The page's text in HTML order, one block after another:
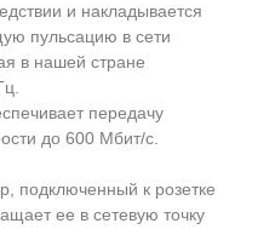
и накладывается
пульсацию в сети
в нашей стране
передачу
до 600 Мбит/с.
подключенный к розетке
ее в сетевую точку